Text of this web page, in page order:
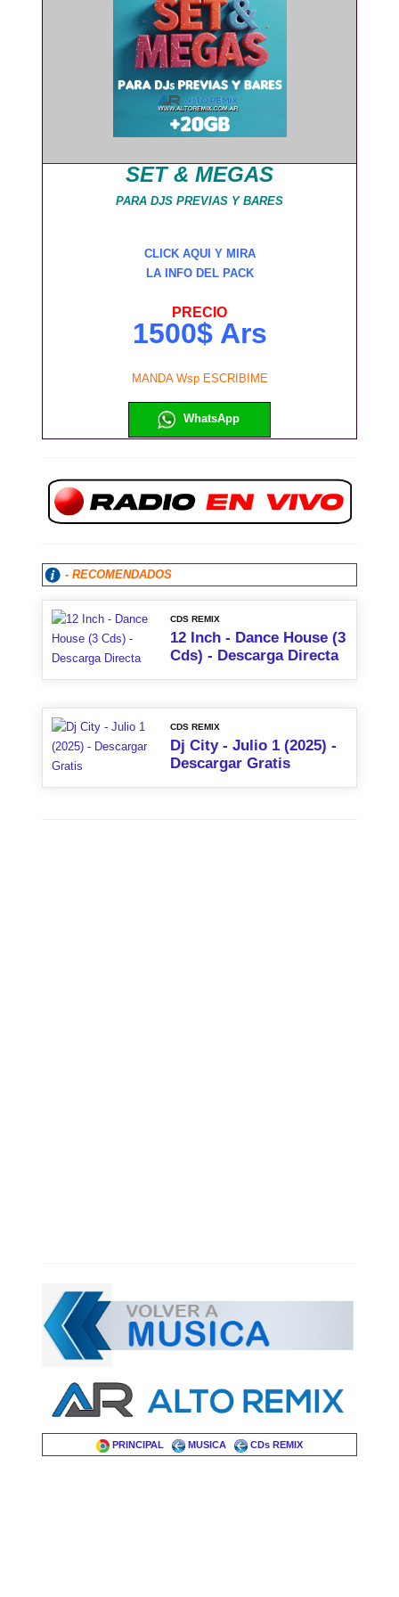
SET & MEGAS
PARA DJS PREVIAS Y BARES
CLICK AQUI Y MIRA
LA INFO DEL PACK
PRECIO
1500$ Ars
MANDA Wsp ESCRIBIME
WhatsApp
- RECOMENDADOS
CDS REMIX
12 Inch - Dance House (3
Cds) - Descarga Directa
CDS REMIX
Dj City - Julio 1 (2025) -
Descargar Gratis
PRINCIPAL MUSICA CDs REMIX